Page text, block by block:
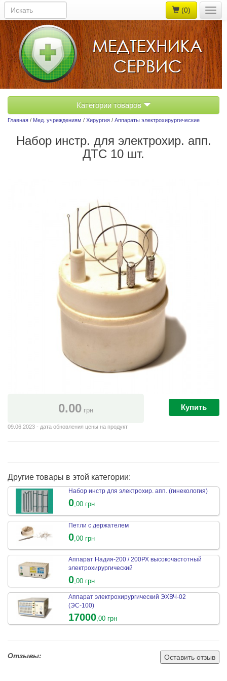
(0)
Категории товаров
Главная / Мед. учреждениям / Хирургия / Аппараты электрохирургические
Набор инстр. для электрохир. апп.
ДТС 10 шт.
0.00грн
09.06.2023 - дата обновления цены на продукт
Купить
Другие товары в этой категории:
Набор инстр для электрохир. апп. (гинекология)
0,00 грн
Петли с держателем
0 ,00 грн
Аппарат Надия-200 / 200РХ высокочастотный
электрохирургический
0,00 грн
Аппарат электрохирургический ЭХВЧ-02
(ЭС-100)
17000,00 грн
Отзывы: Оставить отзыв